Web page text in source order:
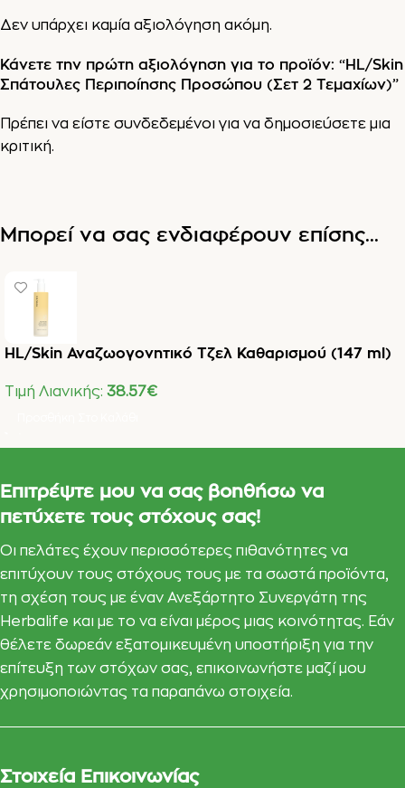
Δεν υπάρχει καμία αξιολόγηση ακόμη.
Κάνετε την πρώτη αξιολόγηση για το προϊόν: “HL/Skin
Σπάτουλες Περιποίησης Προσώπου (Σετ 2 Τεμαχίων)”
Πρέπει να είστε συνδεδεμένοι για να δημοσιεύσετε μια
κριτική.
Μπορεί να σας ενδιαφέρουν επίσης...
HL/Skin Αναζωογονητικό Τζελ Καθαρισμού (147 ml)
Τιμή Λιανικής: 38.57€
Επιτρέψτε μου να σας βοηθήσω να
πετύχετε τους στόχους σας!
Οι πελάτες έχουν περισσότερες πιθανότητες να
επιτύχουν τους στόχους τους με τα σωστά προϊόντα,
τη σχέση τους με έναν Ανεξάρτητο Συνεργάτη της
Herbalife και με το να είναι μέρος μιας κοινότητας. Εάν
θέλετε δωρεάν εξατομικευμένη υποστήριξη για την
επίτευξη των στόχων σας, επικοινωνήστε μαζί μου
χρησιμοποιώντας τα παραπάνω στοιχεία.
Στοιχεία Επικοινωνίας